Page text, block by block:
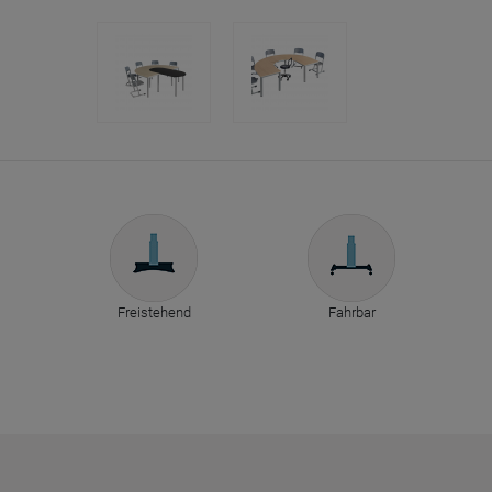
Freistehend Fahrbar